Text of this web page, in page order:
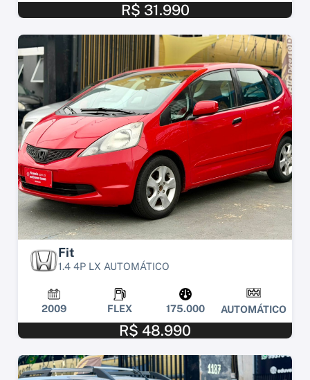
R$ 31.990
Fit
1.4 4P LX AUTOMÁTICO
2009 FLEX 175.000 AUTOMÁTICO
R$ 48.990